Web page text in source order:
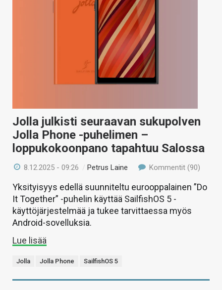
Jolla julkisti seuraavan sukupolven
Jolla Phone -puhelimen –
loppukokoonpano tapahtuu Salossa
8.12.2025 - 09:26 /Petrus Laine Kommentit (90)
Yksityisyys edellä suunniteltu eurooppalainen ”Do
It Together” -puhelin käyttää SailfishOS 5 -
käyttöjärjestelmää ja tukee tarvittaessa myös
Android-sovelluksia.
Lue lisää
Jolla Jolla Phone SailfishOS 5